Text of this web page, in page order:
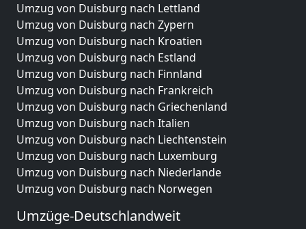
Umzug von Duisburg nach Lettland
Umzug von Duisburg nach Zypern
Umzug von Duisburg nach Kroatien
Umzug von Duisburg nach Estland
Umzug von Duisburg nach Finnland
Umzug von Duisburg nach Frankreich
Umzug von Duisburg nach Griechenland
Umzug von Duisburg nach Italien
Umzug von Duisburg nach Liechtenstein
Umzug von Duisburg nach Luxemburg
Umzug von Duisburg nach Niederlande
Umzug von Duisburg nach Norwegen
Umzüge-Deutschlandweit